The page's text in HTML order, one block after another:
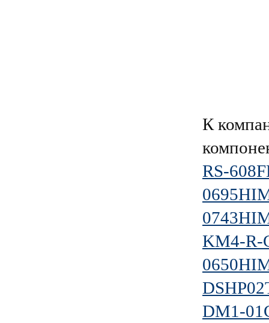
К
RS-
KM4-R-
DM1-